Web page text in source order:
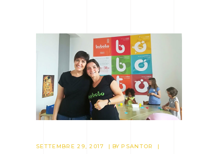
SETTEMBRE 29, 2017 BYPSANTOR